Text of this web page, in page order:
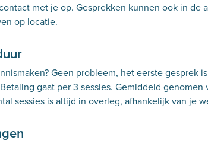
met je op. Gesprekken kunnen ook in de
op locatie.
Geen probleem, het eerste gesprek
gaat per 3 sessies. Gemiddeld genomen
sessies is altijd in overleg, afhankelijk van je